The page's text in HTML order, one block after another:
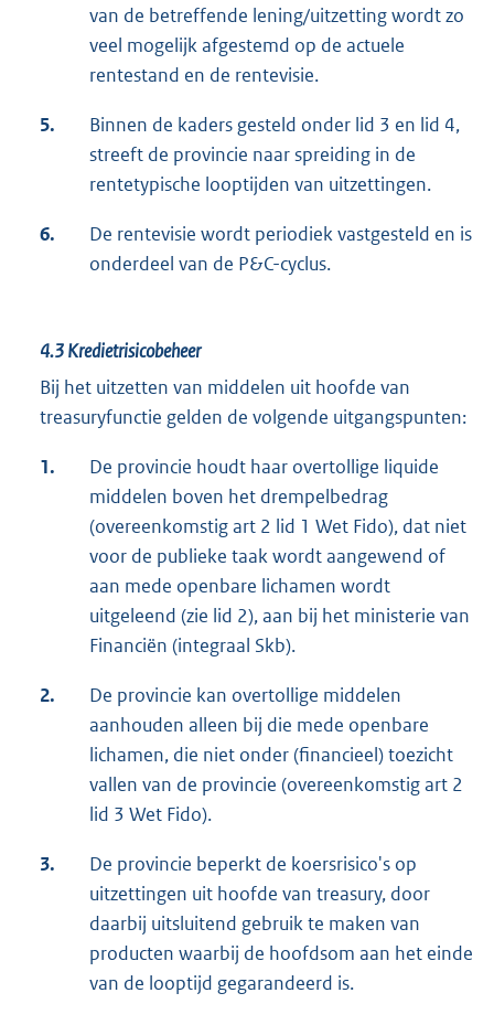
van de betreffende lening/uitzetting wordt zo
veel mogelijk afgestemd op de actuele
rentestand en de rentevisie.
5.
Binnen de kaders gesteld onder lid 3 en lid 4,
streeft de provincie naar spreiding in de
rentetypische looptijden van uitzettingen.
6.
De rentevisie wordt periodiek vastgesteld en is
onderdeel van de P&C-cyclus.
4.3Kredietrisicobeheer
Bij het uitzetten van middelen uit hoofde van
treasuryfunctie gelden de volgende uitgangspunten:
1.
De provincie houdt haar overtollige liquide
middelen boven het drempelbedrag
(overeenkomstig art 2 lid 1 Wet Fido), dat niet
voor de publieke taak wordt aangewend of
aan mede openbare lichamen wordt
uitgeleend (zie lid 2), aan bij het ministerie van
Financiën (integraal Skb).
2.
De provincie kan overtollige middelen
aanhouden alleen bij die mede openbare
lichamen, die niet onder (financieel) toezicht
vallen van de provincie (overeenkomstig art 2
lid 3 Wet Fido).
3.
De provincie beperkt de koersrisico's op
uitzettingen uit hoofde van treasury, door
daarbij uitsluitend gebruik te maken van
producten waarbij de hoofdsom aan het einde
van de looptijd gegarandeerd is.